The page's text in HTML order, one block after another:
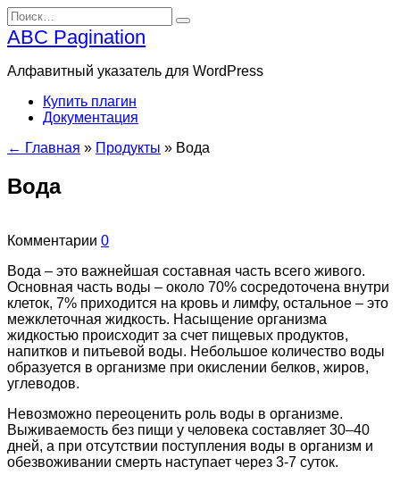
Перейти
к
содержанию
Search
for:
ABC Pagination
Алфавитный указатель для WordPress
Купить плагин
Документация
← Главная » Продукты » Вода
Вода
Комментарии 0
Вода – это важнейшая составная часть всего живого.
Основная часть воды – около 70% сосредоточена внутри
клеток, 7% приходится на кровь и лимфу, остальное – это
межклеточная жидкость. Насыщение организма
жидкостью происходит за счет пищевых продуктов,
напитков и питьевой воды. Небольшое количество воды
образуется в организме при окислении белков, жиров,
углеводов.
Невозможно переоценить роль воды в организме.
Выживаемость без пищи у человека составляет 30–40
дней, а при отсутствии поступления воды в организм и
обезвоживании смерть наступает через 3-7 суток.